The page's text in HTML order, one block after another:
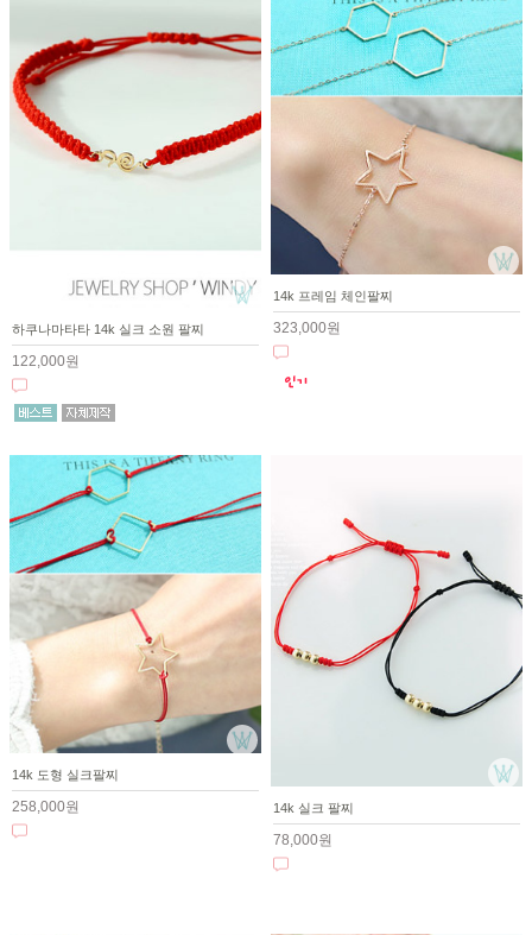
하쿠나마타타 14k 실크 소원 팔찌
122,000원
14k 프레임 체인팔찌
323,000원
14k 도형 실크팔찌
258,000원 14k 실크 팔찌
78,000원